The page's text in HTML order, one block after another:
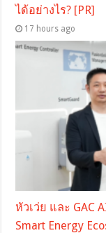
ได้อย่างไร? [PR]
17 hours ago
หัวเว่ย และ GAC
Smart Energy